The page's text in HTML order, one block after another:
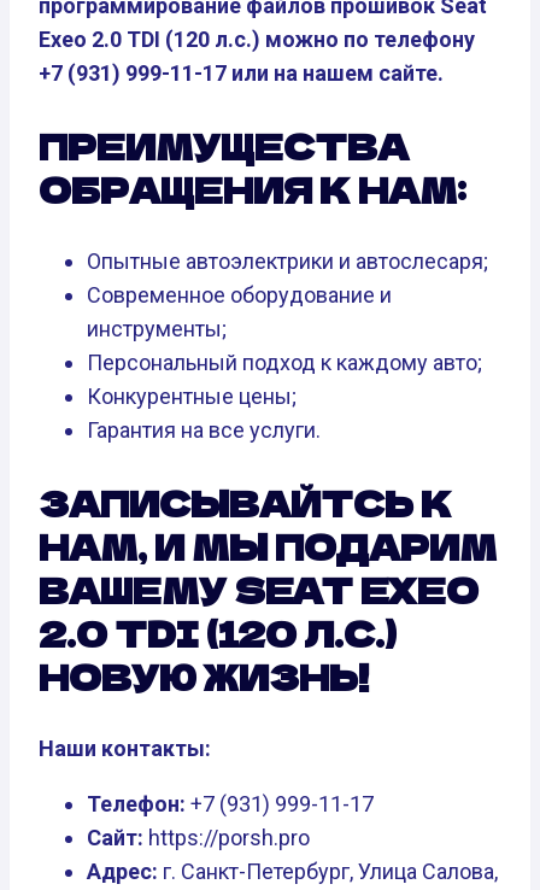
программирование файлов прошивок Seat
Exeo 2.0 TDI (120 л.с.) можно по телефону
+7 (931) 999-11-17 или на нашем сайте.
ПРЕИМУЩЕСТВА
ОБРАЩЕНИЯ К НАМ:
Опытные автоэлектрики и автослесаря;
Современное оборудование и
инструменты;
Персональный подход к каждому авто;
Конкурентные цены;
Гарантия на все услуги.
ЗАПИСЫВАЙТСЬ К
НАМ, И МЫ ПОДАРИМ
ВАШЕМУ SEAT EXEO
2.0 TDI (120 Л.С.)
НОВУЮ ЖИЗНЬ!
Наши контакты:
Телефон: +7 (931) 999-11-17
Сайт: https://porsh.pro
Адрес: г. Санкт-Петербург, Улица Салова,